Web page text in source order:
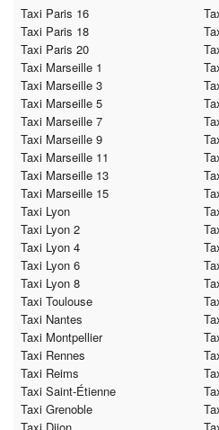
Taxi Paris 16
Taxi Paris 18
Taxi Paris 20
Taxi Marseille 1
Taxi Marseille 3
Taxi Marseille 5
Taxi Marseille 7
Taxi Marseille 9
Taxi Marseille 11
Taxi Marseille 13
Taxi Marseille 15
Taxi Lyon
Taxi Lyon 2
Taxi Lyon 4
Taxi Lyon 6
Taxi Lyon 8
Taxi Toulouse
Taxi Nantes
Taxi Montpellier
Taxi Rennes
Taxi Reims
Taxi Saint-Étienne
Taxi Grenoble